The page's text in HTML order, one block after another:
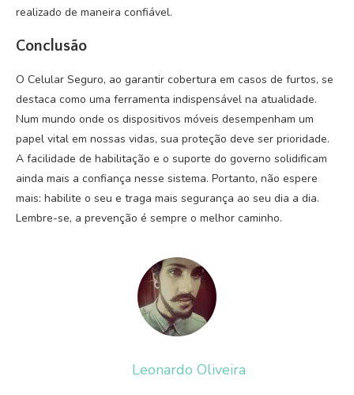
realizado de maneira confiável.
Conclusão
O Celular Seguro, ao garantir cobertura em casos de furtos, se
destaca como uma ferramenta indispensável na atualidade.
Num mundo onde os dispositivos móveis desempenham um
papel vital em nossas vidas, sua proteção deve ser prioridade.
A facilidade de habilitação e o suporte do governo solidificam
ainda mais a confiança nesse sistema. Portanto, não espere
mais: habilite o seu e traga mais segurança ao seu dia a dia.
Lembre-se, a prevenção é sempre o melhor caminho.
Leonardo Oliveira